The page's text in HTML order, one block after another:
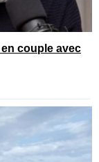
couple avec